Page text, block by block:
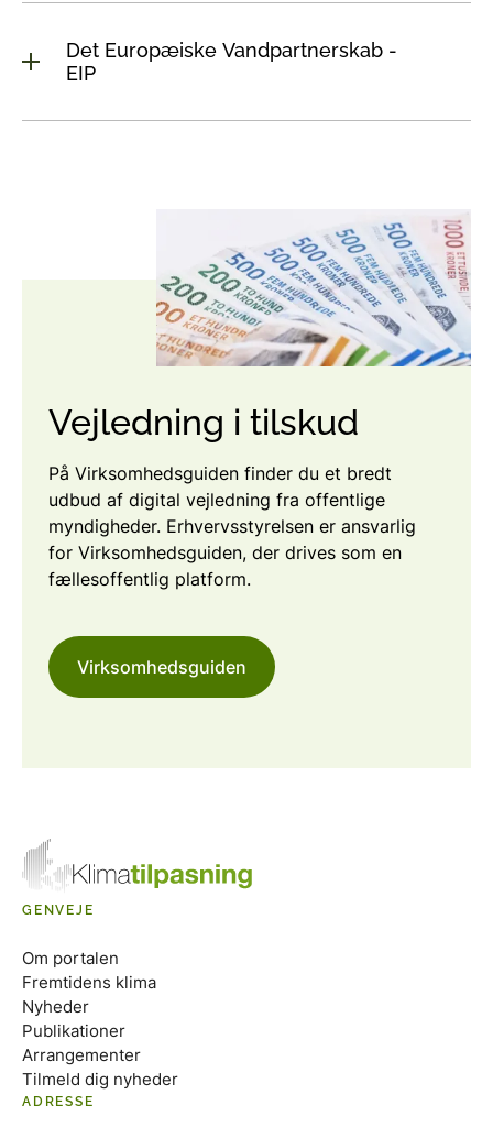
Det Europæiske Vandpartnerskab -
EIP
Vejledning i tilskud
På Virksomhedsguiden finder du et bredt
udbud af digital vejledning fra offentlige
myndigheder. Erhvervsstyrelsen er ansvarlig
for Virksomhedsguiden, der drives som en
fællesoffentlig platform.
Virksomhedsguiden
GENVEJE
Om portalen
Fremtidens klima
Nyheder
Publikationer
Arrangementer
Tilmeld dig nyheder
ADRESSE